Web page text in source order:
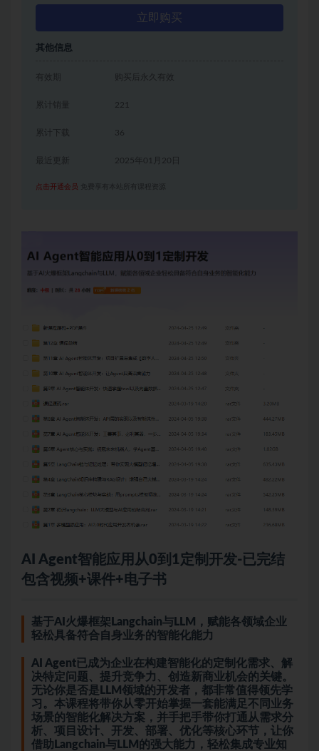
立即购买
其他信息
有效期 购买后永久有效
累计销量 221
累计下载 36
2025年01月20日
点击开通会员 免费享有本站所有课程资源
AI Agent智能应用从0到1定制开发-已完结
包含视频+课件+电子书
基于AI火爆框架Langchain与LLM，赋能各领域企业
轻松具备符合自身业务的智能化能力
AI Agent已成为企业在构建智能化的定制化需求、解
决特定问题、提升竞争力、创造新商业机会的关键。
无论你是否是LLM领域的开发者，都非常值得领先学
习。本课程将带你从零开始掌握一套能满足不同业务
场景的智能化解决方案，并手把手带你打通从需求分
析、项目设计、开发、部署、优化等核心环节，让你
借助Langchain与LLM的强大能力，轻松集成专业知